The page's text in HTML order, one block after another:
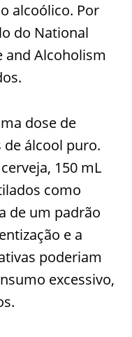
alcoólico. Por
do National
and Alcoholism
dose de
álcool puro.
150 mL
como
de um padrão
e a
poderiam
excessivo,